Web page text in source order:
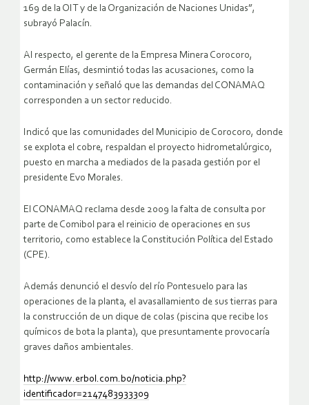
169 de la OIT y de la Organización de Naciones Unidas”,
subrayó Palacín.
Al respecto, el gerente de la Empresa Minera Corocoro,
Germán Elías, desmintió todas las acusaciones, como la
contaminación y señaló que las demandas del CONAMAQ
corresponden a un sector reducido.
Indicó que las comunidades del Municipio de Corocoro, donde
se explota el cobre, respaldan el proyecto hidrometalúrgico,
puesto en marcha a mediados de la pasada gestión por el
presidente Evo Morales.
El CONAMAQ reclama desde 2009 la falta de consulta por
parte de Comibol para el reinicio de operaciones en sus
territorio, como establece la Constitución Política del Estado
(CPE).
Además denunció el desvío del río Pontesuelo para las
operaciones de la planta, el avasallamiento de sus tierras para
la construcción de un dique de colas (piscina que recibe los
químicos de bota la planta), que presuntamente provocaría
graves daños ambientales.
http://www.erbol.com.bo/noticia.php?
identificador=2147483933309